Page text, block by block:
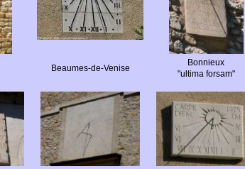
Beaumes-de-Venise
Bonnieux
"ultima forsam"